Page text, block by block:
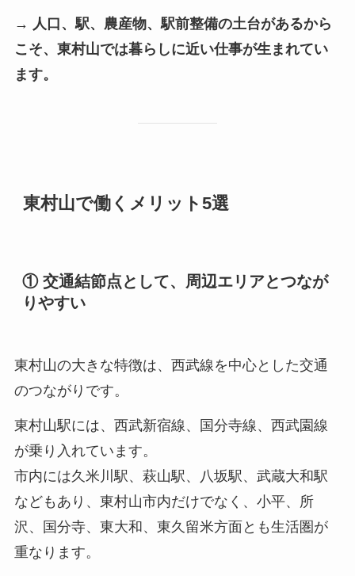
→ 人口、駅、農産物、駅前整備の土台があるから
こそ、東村山では暮らしに近い仕事が生まれてい
ます。
東村山で働くメリット5選
① 交通結節点として、周辺エリアとつなが
りやすい
東村山の大きな特徴は、西武線を中心とした交通
のつながりです。
東村山駅には、西武新宿線、国分寺線、西武園線
が乗り入れています。
市内には久米川駅、萩山駅、八坂駅、武蔵大和駅
などもあり、東村山市内だけでなく、小平、所
沢、国分寺、東大和、東久留米方面とも生活圏が
重なります。